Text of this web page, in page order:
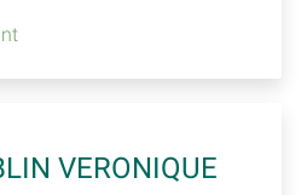
VERONIQUE